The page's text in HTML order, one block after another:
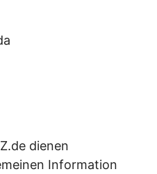
dienen
Information